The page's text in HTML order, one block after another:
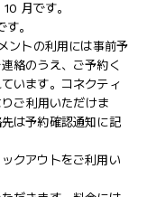
月です。
。
ントの利用には事前予
絡のうえ、ご予約く
います。コネクティ
ご利用いただけま
は予約確認通知に記
クアウトをご利用い